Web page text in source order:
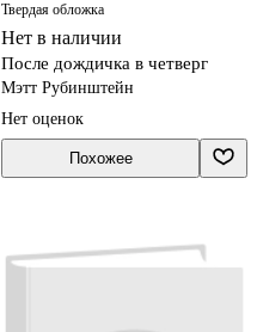
Твердая обложка
Нет в наличии
После дождичка в четверг
Мэтт Рубинштейн
Нет оценок
Похожее